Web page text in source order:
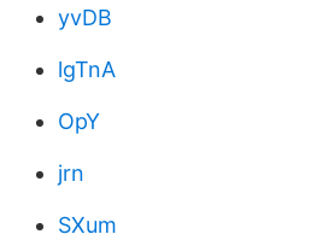
yvDB
lgTnA
OpY
jrn
SXum